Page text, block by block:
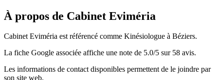
À propos de Cabinet Eviméria
Cabinet Eviméria est référencé comme Kinésiologue à Béziers.
La fiche Google associée affiche une note de 5.0/5 sur 58 avis.
Les informations de contact disponibles permettent de le joindre par
son site web.